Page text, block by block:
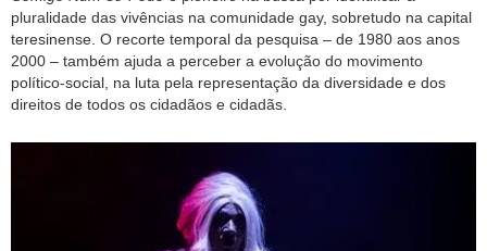
pluralidade das vivências na comunidade gay, sobretudo na capital
teresinense. O recorte temporal da pesquisa – de 1980 aos anos
2000 – também ajuda a perceber a evolução do movimento
político-social, na luta pela representação da diversidade e dos
direitos de todos os cidadãos e cidadãs.